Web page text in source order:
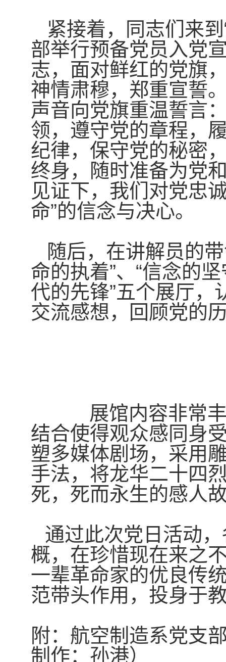
紧接着，同志们来
部举行预备党员入党
志，面对鲜红的党旗
神情肃穆，郑重宣誓
声音向党旗重温誓言
领，遵守党的章程，
纪律，保守党的秘密
终身，随时准备为党
见证下，我们对党忠
命”的信念与决心。
随后，在讲解员的
命的执着”、“信念的
代的先锋”五个展厅
交流感想，回顾党的
展馆内容非常丰
结合使得观众感同身
塑多媒体剧场，采用
手法，将龙华二十四
死，死而永生的感人
通过此次党日活动
概，在珍惜现在来之
一辈革命家的优良传
范带头作用，投身于
附：航空制造系党支
制作：孙港）